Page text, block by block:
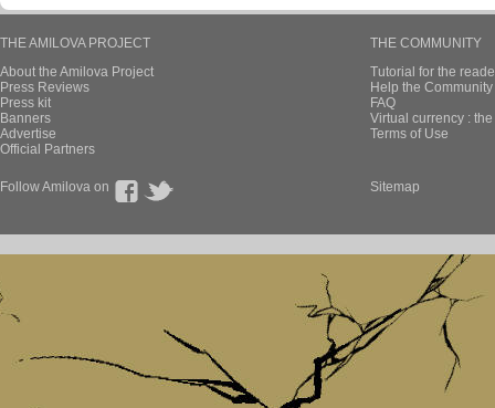
THE AMILOVA PROJECT
About the Amilova Project
Press Reviews
Press kit
Banners
Advertise
Official Partners
THE COMMUNITY
Tutorial for the
Help the
FAQ
Virtual currency :
Terms of Use
Follow Amilova on Sitemap